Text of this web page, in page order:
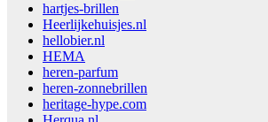
hartjes-brillen
Heerlijkehuisjes.nl
hellobier.nl
HEMA
heren-parfum
heren-zonnebrillen
heritage-hype.com